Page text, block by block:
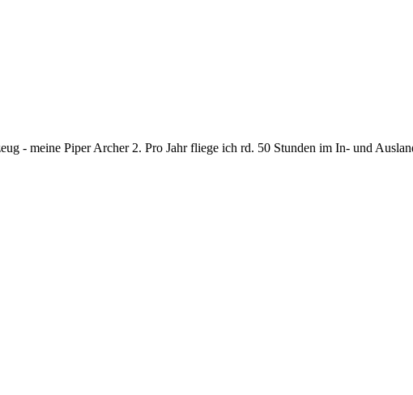
- meine Piper Archer 2. Pro Jahr fliege ich rd. 50 Stunden im In- und